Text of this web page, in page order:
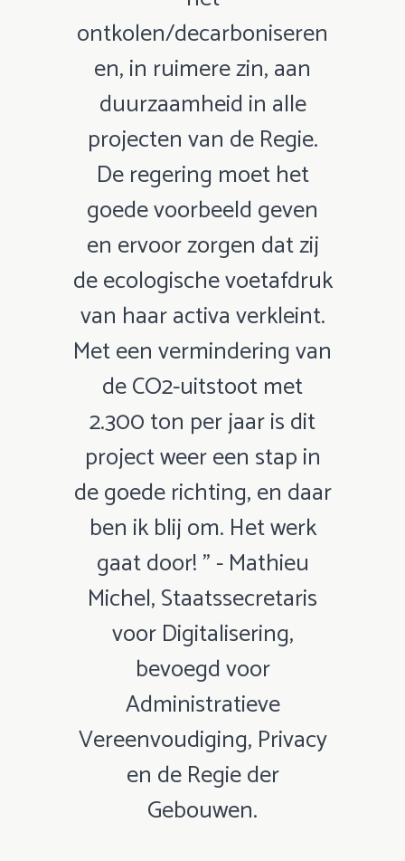
ontkolen/decarboniseren
en, in ruimere zin, aan
duurzaamheid in alle
projecten van de Regie.
De regering moet het
goede voorbeeld geven
en ervoor zorgen dat zij
de ecologische voetafdruk
van haar activa verkleint.
Met een vermindering van
de CO2-uitstoot met
2.300 ton per jaar is dit
project weer een stap in
de goede richting, en daar
ben ik blij om. Het werk
gaat door! " - Mathieu
Michel, Staatssecretaris
voor Digitalisering,
bevoegd voor
Administratieve
Vereenvoudiging, Privacy
en de Regie der
Gebouwen.